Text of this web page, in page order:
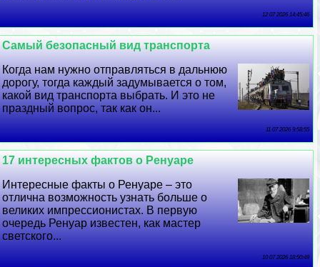
12 07 2026 14:45:46
Самый безопасный вид трaнcпорта
Когда нам нужно отправляться в дальнюю
дорогу, тогда каждый задумывается о том,
какой вид трaнcпорта выбрать. И это не
праздный вопрос, так как он...
11 07 2026 9:58:55
17 интересных фактов о Ренуаре
Интересные факты о Ренуаре – это
отлична возможность узнать больше о
великих импрессионистах. В первую
очередь Ренуар известен, как мастер
светского...
10 07 2026 18:50:49